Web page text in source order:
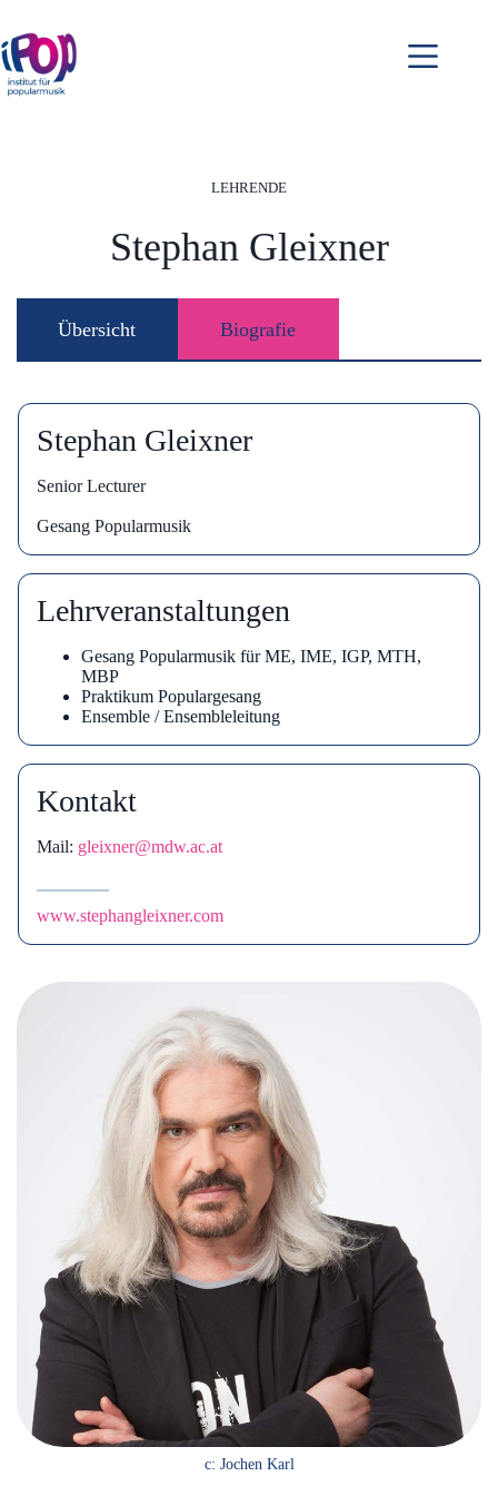
Inhalt
springen
LEHRENDE
Stephan Gleixner
Übersicht Biografie
Stephan Gleixner
Senior Lecturer
Gesang Popularmusik
Lehrveranstaltungen
Gesang Popularmusik für ME, IME, IGP, MTH,
MBP
Praktikum Populargesang
Ensemble / Ensembleleitung
Kontakt
Mail: gleixner@mdw.ac.at
www.stephangleixner.com
c: Jochen Karl